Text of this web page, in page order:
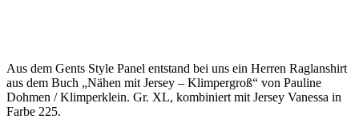
Aus dem Gents Style Panel entstand bei uns ein Herren Raglanshirt
aus dem Buch „Nähen mit Jersey – Klimpergroß“ von Pauline
Dohmen / Klimperklein. Gr. XL, kombiniert mit Jersey Vanessa in
Farbe 225.